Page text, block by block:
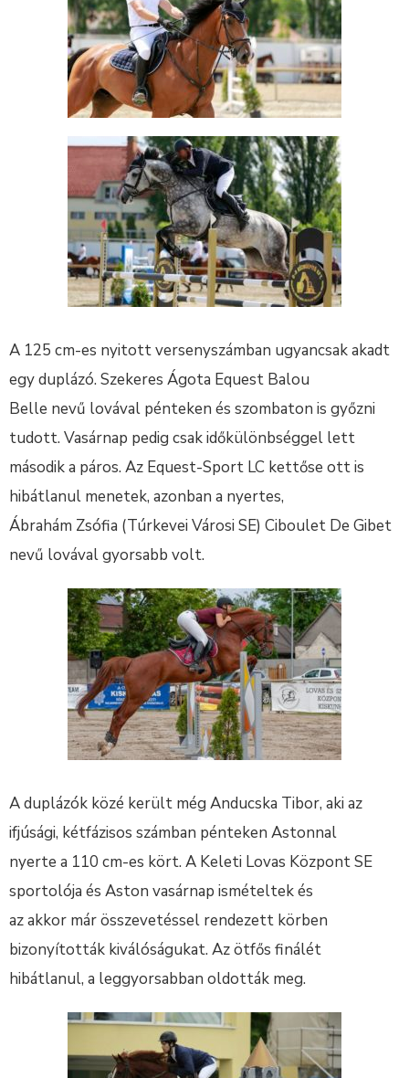
A 125 cm-es nyitott versenyszámban ugyancsak akadt
egy duplázó. Szekeres Ágota Equest Balou
Belle nevű lovával pénteken és szombaton is győzni
tudott. Vasárnap pedig csak időkülönbséggel lett
második a páros. Az Equest-Sport LC kettőse ott is
hibátlanul menetek, azonban a nyertes,
Ábrahám Zsófia (Túrkevei Városi SE) Ciboulet De Gibet
nevű lovával gyorsabb volt.
A duplázók közé került még Anducska Tibor, aki az
ifjúsági, kétfázisos számban pénteken Astonnal
nyerte a 110 cm-es kört. A Keleti Lovas Központ SE
sportolója és Aston vasárnap ismételtek és
az akkor már összevetéssel rendezett körben
bizonyították kiválóságukat. Az ötfős finálét
hibátlanul, a leggyorsabban oldották meg.